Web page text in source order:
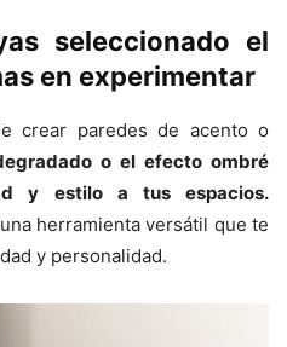
seleccionado el
en experimentar
crear paredes de acento o
o el efecto ombré
y estilo a tus espacios.
herramienta versátil que te
y personalidad.